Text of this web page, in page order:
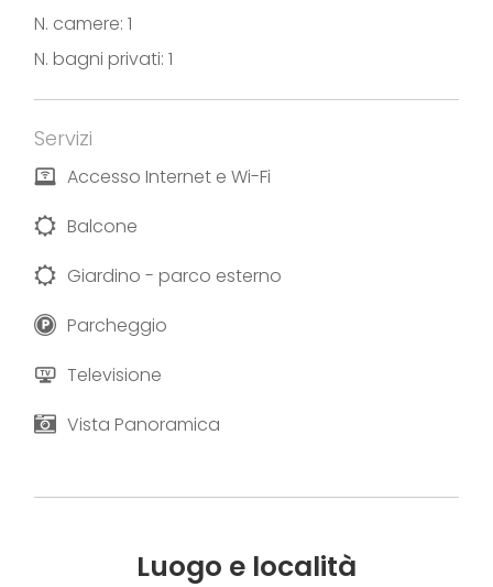
N. camere: 1
N. bagni privati: 1
Servizi
Accesso Internet e Wi-Fi
Balcone
Giardino - parco esterno
Parcheggio
Televisione
Vista Panoramica
Luogo e località